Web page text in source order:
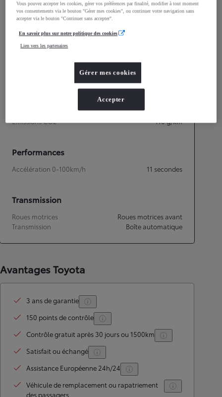
Émissions CO2 110g/km
Performances
Accélération 0-100km/h 11 secondes
Transmission
Roues motrices
Roues motrices avant
Transmission
Boîte automatique
Avantages Toyota
3 ans de garantie
150 points de contrôle
Contrôle gratuit après 30 jours ou 1500km
Satisfait ou échangé
Assistance Européenne 24h/24
Véhicule de remplacement ou rapatriement
des passagers
Vous pouvez accepter les cookies, gérer vos préférences par finalité, modifier à tout moment
vos consentements via le bouton "Gérer mes cookies", ou continuer votre navigation sans
accepter via le bouton "Continuer sans accepter".
En savoir plus sur notre politique des cookies
Lien vers les partenaires
Gérer mes cookies
Accepter